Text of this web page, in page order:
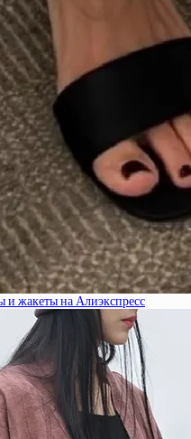
жакеты на Алиэкспресс